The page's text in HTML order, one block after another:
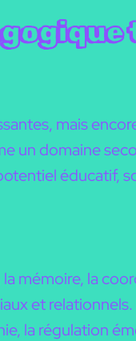
mais
un domaine
éducatif,
mémoire, la
et
la régulation